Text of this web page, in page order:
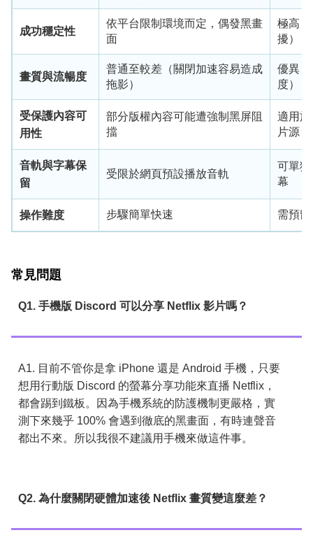
成功穩定性
依平台限制環境而定，偶發黑畫
面
極高
擾）
畫質與流暢度
普通至較差（關閉加速容易造成
拖影）
優異
度）
受保護內容可
用性
部分版權內容可能遭強制黑屏阻
擋
適用
片源
音軌與字幕保
留
受限於網頁預設播放音軌
可單
幕
操作難度 步驟簡單快速 需預
常見問題
Q1. 手機版 Discord 可以分享 Netflix 影片嗎？
A1. 目前不管你是拿 iPhone 還是 Android 手機，只要
想用行動版 Discord 的螢幕分享功能來直播 Netflix，
都會踢到鐵板。因為手機系統的防護機制更嚴格，實
測下來幾乎 100% 會遇到徹底的黑畫面，有時連聲音
都出不來。所以我很不建議用手機來做這件事。
Q2. 為什麼關閉硬體加速後 Netflix 畫質變這麼差？